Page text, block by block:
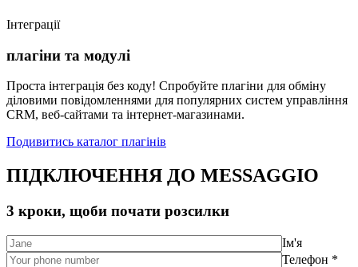
Інтеграції
плагіни та модулі
Проста інтеграція без коду! Спробуйте плагіни для обміну
діловими повідомленнями для популярних систем управління
CRM, веб-сайтами та інтернет-магазинами.
Подивитись каталог плагінів
ПІДКЛЮЧЕННЯ ДО MESSAGGIO
3 кроки, щоби почати розсилки
Ім'я
Телефон *